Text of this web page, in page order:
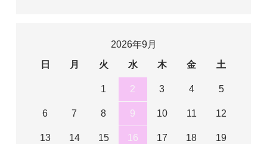
2026年9月
日
月 火 水 木 金 土
1 2 3 4 5
6 7 8 9 10 11 12
13 14 15 16 17 18 19